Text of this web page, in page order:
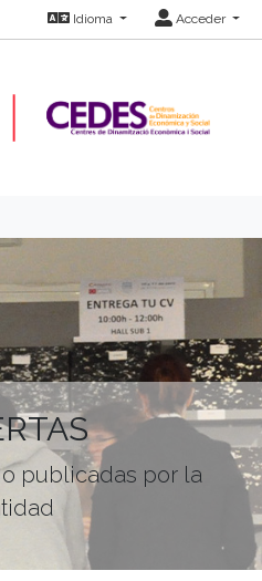
Idioma Acceder
publicadas por la